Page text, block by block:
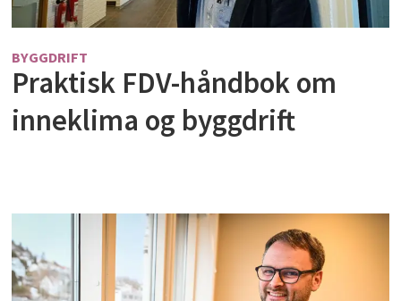
BYGGDRIFT
Praktisk FDV-håndbok om
inneklima og byggdrift